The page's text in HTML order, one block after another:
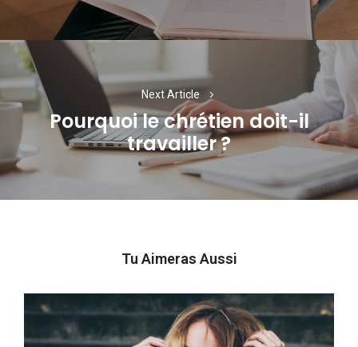
Next Article
Next
post:
Pourquoi le chrétien doit-il
travailler ?
Tu Aimeras Aussi